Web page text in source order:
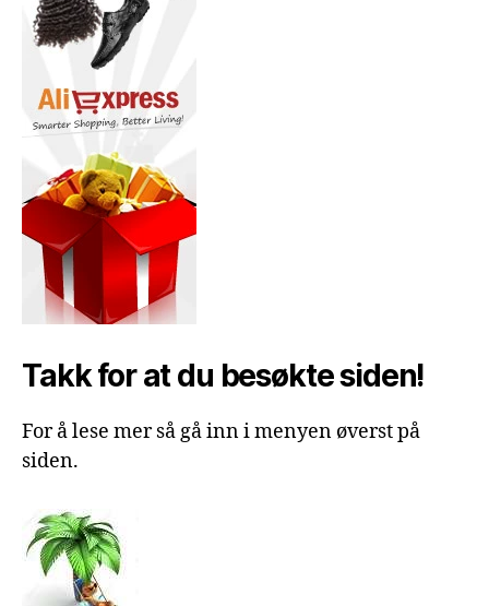
Takk for at du besøkte siden!
For å lese mer så gå inn i menyen øverst på
siden.